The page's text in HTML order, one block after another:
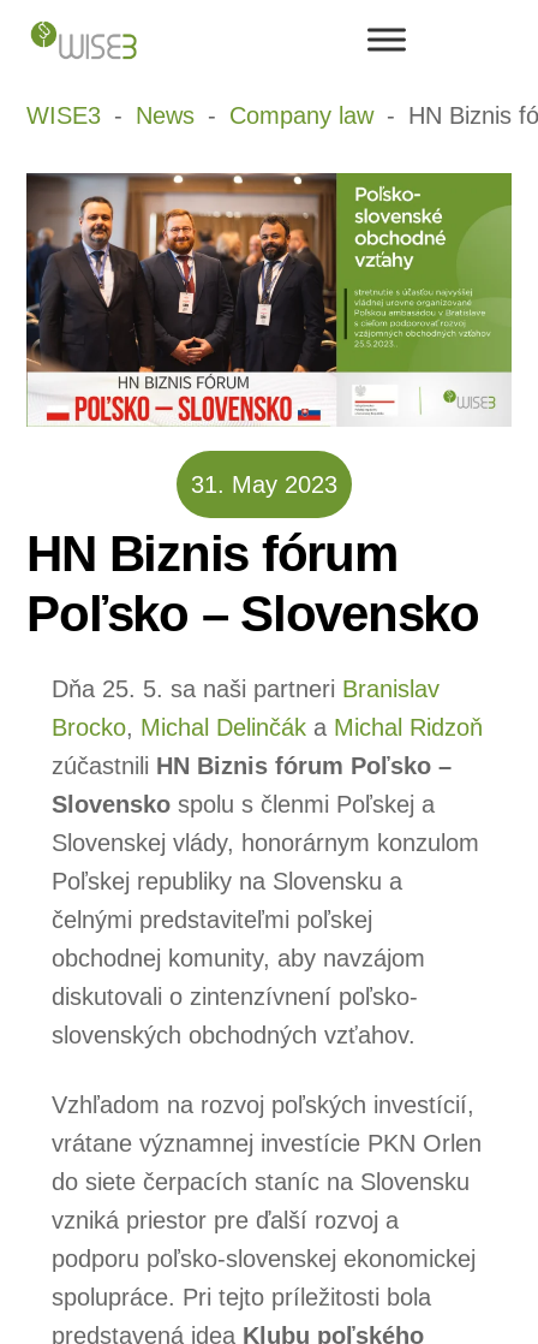
Skip
WISE3 News Company law HN Biznis
31. May 2023
HN Biznis fórum
Poľsko – Slovensko
Dňa 25. 5. sa naši partneri Branislav
Brocko, Michal Delinčáka Michal Ridzoň
zúčastnili HN Biznis fórum Poľsko –
Slovenskospolu s členmi Poľskej a
Slovenskej vlády, honorárnym konzulom
Poľskej republiky na Slovensku a
čelnými predstaviteľmi poľskej
obchodnej komunity, aby navzájom
diskutovali o zintenzívnení poľsko-
slovenských obchodných vzťahov.
Vzhľadom na rozvoj poľských investícií,
vrátane významnej investície PKN Orlen
do siete čerpacích staníc na Slovensku
vzniká priestor pre ďalší rozvoj a
podporu poľsko-slovenskej ekonomickej
spolupráce. Pri tejto príležitosti bola
predstavená idea Klubu poľského